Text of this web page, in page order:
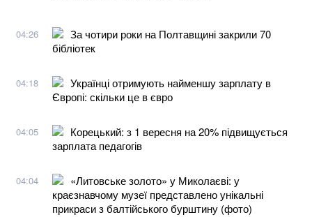
04:26
За чотири роки на Полтавщині закрили 70
бібліотек
04:18
Українці отримують найменшу зарплату в
Європі: скільки це в євро
04:05
Корецький: з 1 вересня на 20% підвищується
зарплата педагогів
04:04
«Литовське золото» у Миколаєві: у
краєзнавчому музеї представлено унікальні
прикраси з балтійського бурштину (фото)